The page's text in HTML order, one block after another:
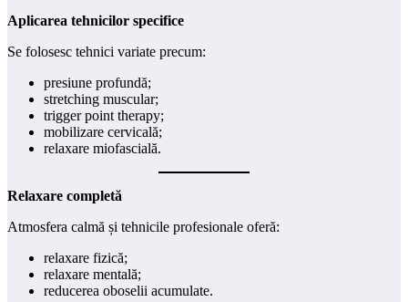
Aplicarea tehnicilor specifice
Se folosesc tehnici variate precum:
presiune profundă;
stretching muscular;
trigger point therapy;
mobilizare cervicală;
relaxare miofascială.
Relaxare completă
Atmosfera calmă și tehnicile profesionale oferă:
relaxare fizică;
relaxare mentală;
reducerea oboselii acumulate.